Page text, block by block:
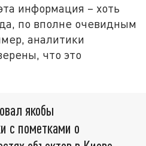
информация – хоть
по вполне очевидным
аналитики
что это
якобы
с пометками о